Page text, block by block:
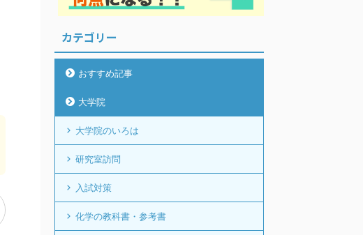
カテゴリー
おすすめ記事
大学院
大学院のいろは
研究室訪問
入試対策
化学の教科書・参考書